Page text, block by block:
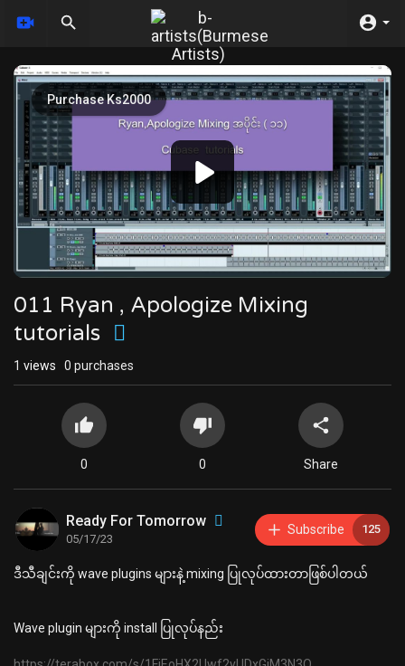
Purchase Ks2000
Video
Player
011 Ryan , Apologize Mixing
tutorials
1 views 0 purchases
0 0 Share
Ready For Tomorrow
05/17/23
Subscribe 125
⁣ဒီသီချင်းကို wave plugins ⁣များနဲ့ mixing ပြုလုပ်ထားတာဖြစ်ပါတယ်
⁣Wave plugin များကို install ပြုလုပ်နည်း